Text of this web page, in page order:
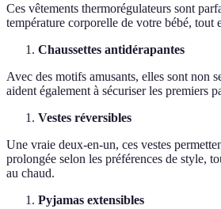
Ces vêtements thermorégulateurs sont
température corporelle de votre bébé, tout
Chaussettes antidérapantes
Avec des motifs amusants, elles sont non
aident également à sécuriser les premiers
Vestes réversibles
Une vraie deux-en-un, ces vestes
prolongée selon les préférences de style,
au chaud.
Pyjamas extensibles